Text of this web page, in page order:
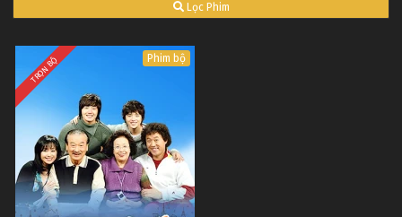
Lọc Phim
TRỌN BỘ Phim bộ